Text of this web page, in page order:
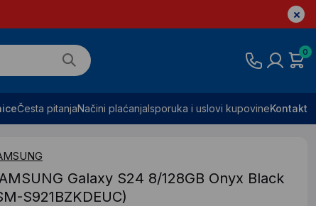
0
Česta pitanjaNačini plaćanjaIsporuka i uslovi kupovineKontakt
Galaxy S24 8/128GB Onyx Black
S921BZKDEUC)